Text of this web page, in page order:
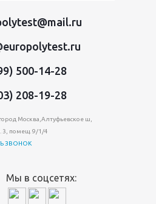
500-14-28
208-19-28
Москва,Алтуфьевское ш,
3, помещ. 9/1/4
ЗВОНОК
Мы в соцсетях: